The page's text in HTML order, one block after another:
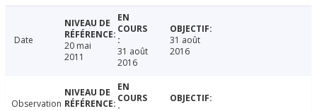
Date
20 mai
2011
31 août
2016
31 août
2016
Observation